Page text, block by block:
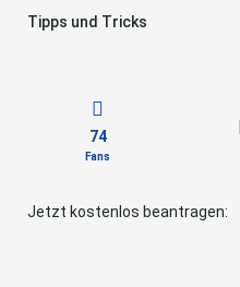
Tipps und Tricks
74
Fans
Jetzt kostenlos beantragen: